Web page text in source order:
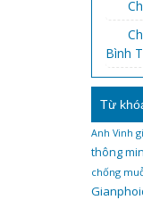
Bình
Từ
Anh Vinh
thông
chống